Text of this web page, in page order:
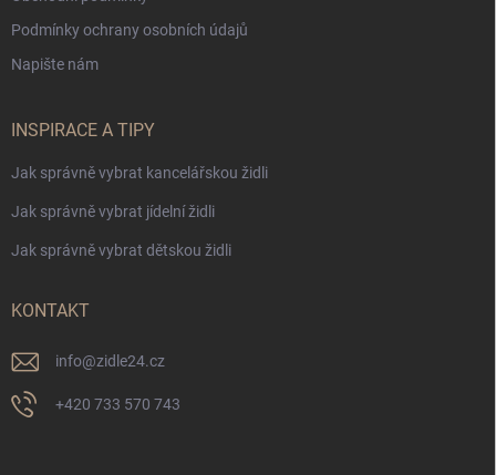
Podmínky ochrany osobních údajů
Napište nám
INSPIRACE A TIPY
Jak správně vybrat kancelářskou židli
Jak správně vybrat jídelní židli
Jak správně vybrat dětskou židli
KONTAKT
info@zidle24.cz
+420 733 570 743